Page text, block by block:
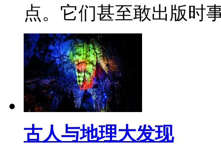
点。它们甚至敢出版
古人与地理大发现